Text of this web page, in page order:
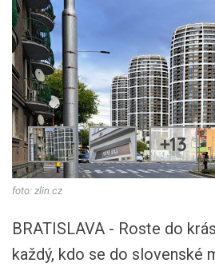
+13
foto: zlin.cz
BRATISLAVA - Roste do
každý, kdo se do slovenské